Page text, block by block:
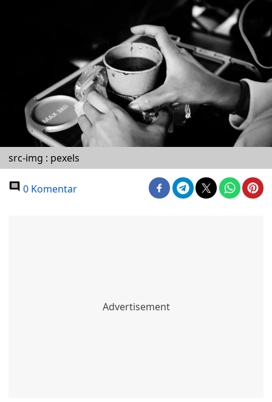
src-img : pexels
0 Komentar